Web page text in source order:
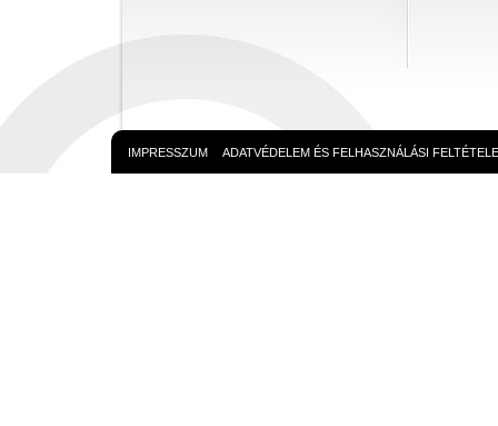
IMPRESSZUM ADATVÉDELEM ÉS FELHASZNÁLÁSI